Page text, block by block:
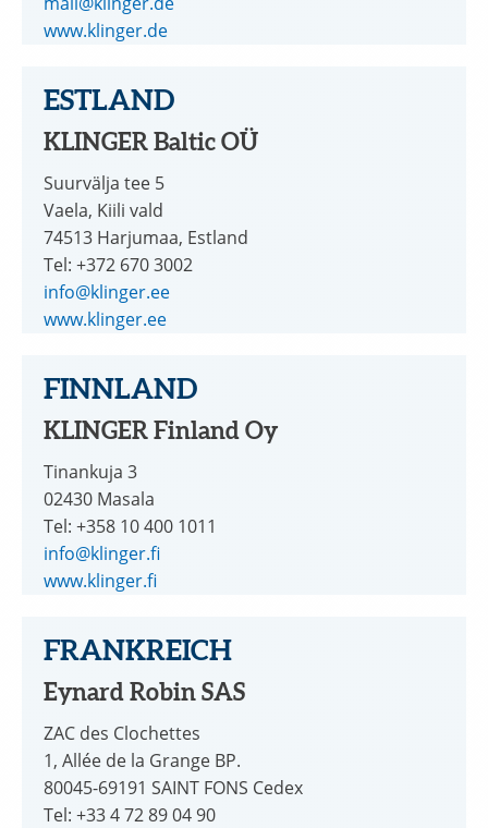
www.klinger.de
ESTLAND
KLINGER Baltic OÜ
Suurvälja tee 5
Vaela, Kiili vald
74513 Harjumaa, Estland
Tel: +372 670 3002
info@klinger.ee
www.klinger.ee
FINNLAND
KLINGER Finland Oy
Tinankuja 3
02430 Masala
Tel: +358 10 400 1011
info@klinger.fi
www.klinger.fi
FRANKREICH
Eynard Robin SAS
ZAC des Clochettes
1, Allée de la Grange BP.
80045-69191 SAINT FONS Cedex
Tel: +33 4 72 89 04 90